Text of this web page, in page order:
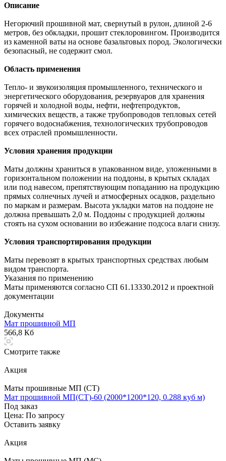
Описание
Негорючий прошивной мат, свернутый в рулон, длиной 2-6
метров, без обкладки, прошит стеклоровингом. Производится
из каменной ваты на основе базальтовых пород. Экологически
безопасный, не содержит смол.
Область применения
Тепло- и звукоизоляция промышленного, технического и
энергетического оборудования, резервуаров для хранения
горячей и холодной воды, нефти, нефтепродуктов,
химических веществ, а также трубопроводов тепловых сетей
горячего водоснабжения, технологических трубопроводов
всех отраслей промышленности.
Условия хранения продукции
Маты должны храниться в упакованном виде, уложенными в
горизонтальном положении на поддоны, в крытых складах
или под навесом, препятствующим попаданию на продукцию
прямых солнечных лучей и атмосферных осадков, раздельно
по маркам и размерам. Высота укладки матов на поддоне не
должна превышать 2,0 м. Поддоны с продукцией должны
стоять на сухом основании во избежание подсоса влаги снизу.
Условия транспортирования продукции
Маты перевозят в крытых транспортных средствах любым
видом транспорта.
Указания по применению
Маты применяются согласно СП 61.13330.2012 и проектной
документации
Документы
Мат прошивной МП
566,8 Кб
Смотрите также
Акция
Маты прошивные МП (СТ)
Мат прошивной МП(СТ)-60 (2000*1200*120, 0.288 куб м)
Под заказ
Цена: По запросу
Оставить заявку
Акция